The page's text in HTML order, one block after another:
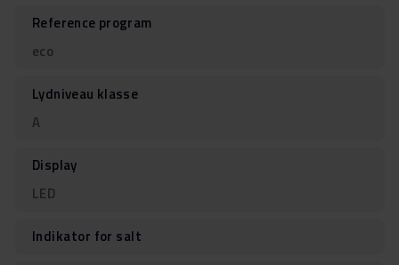
Reference program
eco
Lydniveau klasse
A
Display
LED
Indikator for salt